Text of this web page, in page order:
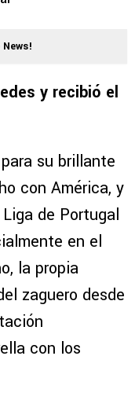
News!
y recibió el
su brillante
con América, y
de Portugal
en el
la propia
zaguero desde
con los